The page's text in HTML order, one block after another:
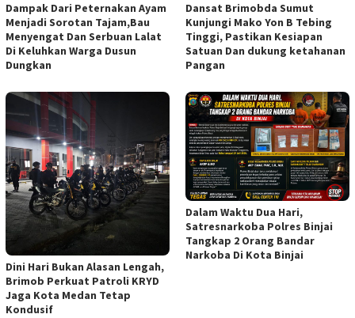
Dampak Dari Peternakan Ayam
Menjadi Sorotan Tajam,Bau
Menyengat Dan Serbuan Lalat
Di Keluhkan Warga Dusun
Dungkan
Dansat Brimobda Sumut
Kunjungi Mako Yon B Tebing
Tinggi, Pastikan Kesiapan
Satuan Dan dukung ketahanan
Pangan
Dini Hari Bukan Alasan Lengah,
Brimob Perkuat Patroli KRYD
Jaga Kota Medan Tetap
Kondusif
Dalam Waktu Dua Hari,
Satresnarkoba Polres Binjai
Tangkap 2 Orang Bandar
Narkoba Di Kota Binjai